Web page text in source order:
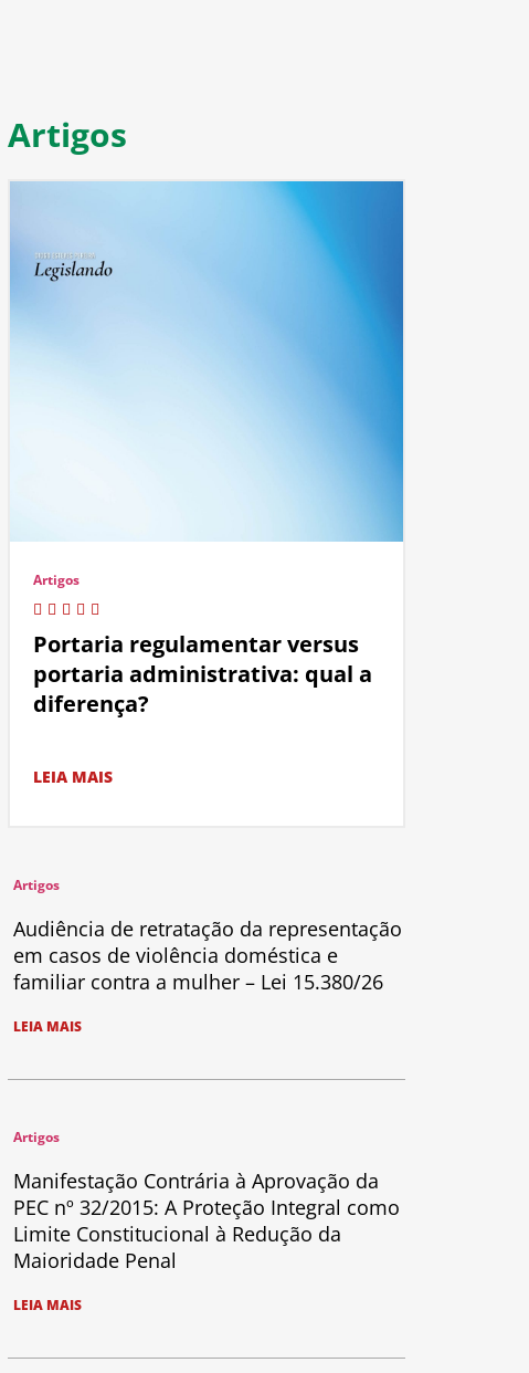
Artigos
Artigos
Portaria regulamentar versus
portaria administrativa: qual a
diferença?
LEIA MAIS
Artigos
Audiência de retratação da representação
em casos de violência doméstica e
familiar contra a mulher – Lei 15.380/26
LEIA MAIS
Artigos
Manifestação Contrária à Aprovação da
PEC nº 32/2015: A Proteção Integral como
Limite Constitucional à Redução da
Maioridade Penal
LEIA MAIS